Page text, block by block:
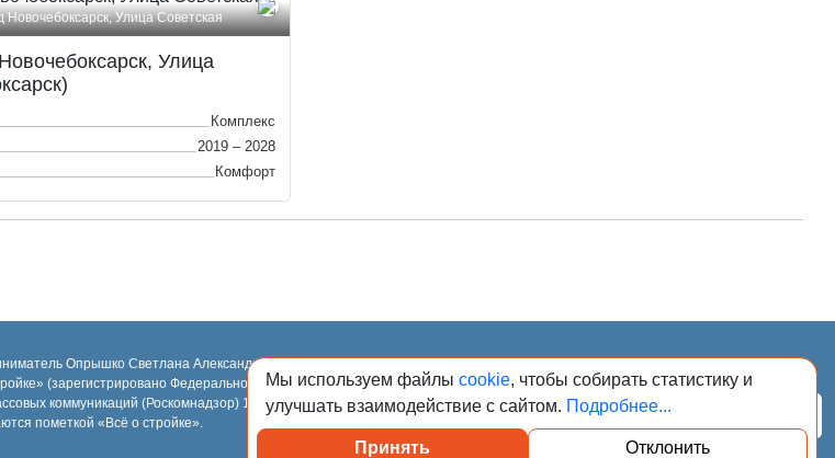
Новочебоксарск, Улица Советская
Улица
Комплекс
2019 – 2028
Комфорт
Опрышко Светлана Александровна, 2018-2026. Сообщения
(зарегистрировано Федеральной службой по надзору в сфере
коммуникаций (Роскомнадзор) 13.03.2023 за регистрационным
пометкой «Всё о стройке».
Мы используем файлы cookie, чтобы собирать статистику и
улучшать взаимодействие с сайтом. Подробнее...
Принять Отклонить